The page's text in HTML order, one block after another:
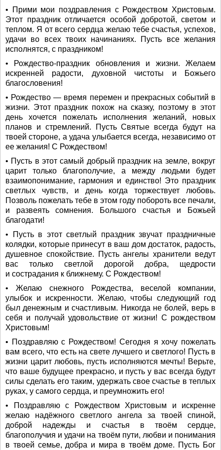
• Прими мои поздравления с Рождеством Христовым.
Этот праздник отличается особой добротой, светом и
теплом. Я от всего сердца желаю тебе счастья, успехов,
удачи во всех твоих начинаниях. Пусть все желания
исполнятся, с праздником!
• Рождество-праздник обновления и жизни. Желаем
искренней радости, духовной чистоты и Божьего
благословения!
• Рождество — время перемен и прекрасных событий в
жизни. Этот праздник похож на сказку, поэтому в этот
день хочется пожелать исполнения желаний, новых
планов и стремлений. Пусть Святые всегда будут на
твоей стороне, а удача улыбается всегда, независимо от
ее желания! С Рождеством!
• Пусть в этот самый добрый праздник на земле, вокруг
царит только благополучие, а между людьми будет
взаимопонимание, гармония и единство! Это праздник
светлых чувств, и день когда торжествует любовь.
Позволь пожелать тебе в этом году побороть все печали,
и развеять сомнения. Большого счастья и Божьей
благодати!
• Пусть в этот светлый праздник звучат праздничные
колядки, которые принесут в ваш дом достаток, радость,
душевное спокойствие. Пусть ангелы хранители ведут
вас только светлой дорогой добра, щедрости
и сострадания к ближнему. С Рождеством!
• Желаю снежного Рождества, веселой компании,
улыбок и искренности. Желаю, чтобы следующий год
был денежным и счастливым. Никогда не болей, верь в
себя и получай удовольствие от жизни! С рождеством
Христовым!
• Поздравляю с Рождеством! Сегодня я хочу пожелать
вам всего, что есть на свете лучшего и светлого! Пусть в
жизни царит любовь, пусть исполняются мечты! Верьте,
что ваше будущее прекрасно, и пусть у вас всегда будут
силы сделать его таким, удержать свое счастье в теплых
руках, у самого сердца, и преумножить его!
• Поздравляю с Рождеством Христовым и искренне
желаю надёжного светлого ангела за твоей спиной,
доброй надежды и счастья в твоём сердце,
благополучия и удачи на твоём пути, любви и понимания
в твоей семье, добра и мира в твоём доме. Пусть Бог